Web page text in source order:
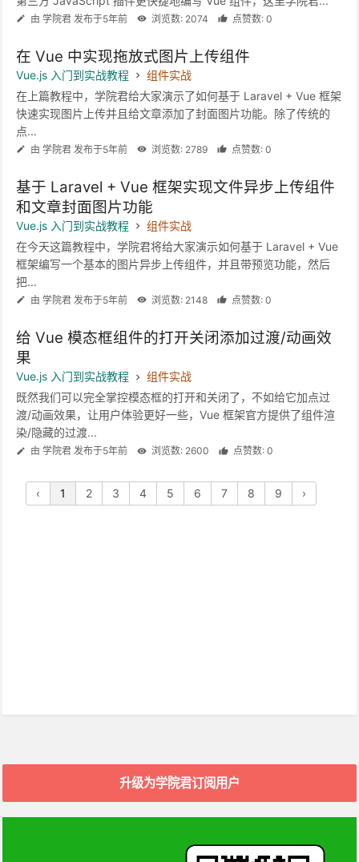
由 学院君 发布于5年前 浏览数: 2074 点赞数: 0
在 Vue 中实现拖放式图片上传组件
Vue.js 入门到实战教程
组件实战
在上篇教程中，学院君给大家演示了如何基于 Laravel + Vue 框架
快速实现图片上传并且给文章添加了封面图片功能。除了传统的
点...
由 学院君 发布于5年前 浏览数: 2789 点赞数: 0
基于 Laravel + Vue 框架实现文件异步上传组件
和文章封面图片功能
Vue.js 入门到实战教程
组件实战
在今天这篇教程中，学院君将给大家演示如何基于 Laravel + Vue
框架编写一个基本的图片异步上传组件，并且带预览功能，然后
把...
由 学院君 发布于5年前 浏览数: 2148 点赞数: 0
给 Vue 模态框组件的打开关闭添加过渡/动画效
果
Vue.js 入门到实战教程
组件实战
既然我们可以完全掌控模态框的打开和关闭了，不如给它加点过
渡/动画效果，让用户体验更好一些，Vue 框架官方提供了组件渲
染/隐藏的过渡...
由 学院君 发布于5年前 浏览数: 2600 点赞数: 0
‹ 1 2 3 4 5 6 7 8 9 ›
升级为学院君订阅用户